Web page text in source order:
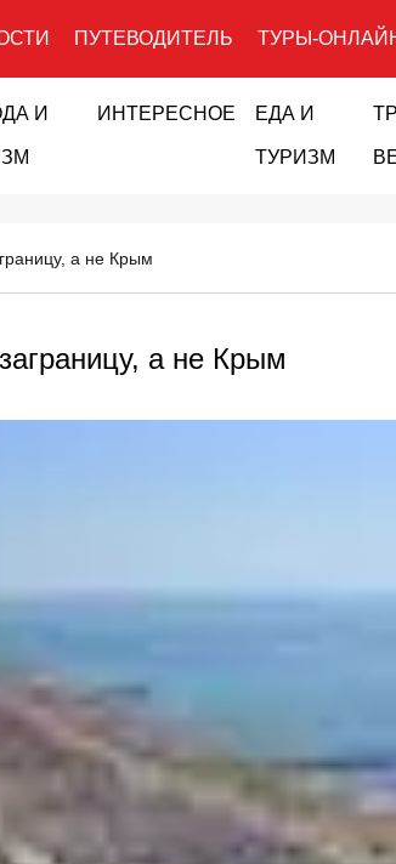
ПУТЕВОДИТЕЛЬ ТУРЫ-
И ИНТЕРЕСНОЕ ЕДА И
ТУРИЗМ
а не Крым
а не Крым